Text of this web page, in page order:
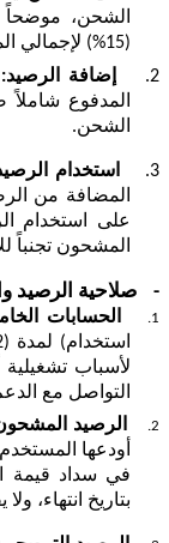
الشحن، موضحاً
(15%) لإجمالي المبلغ المدفوع.
2.
إضافة الرصيد:
المدفوع شاملاً
الشحن.
3. استخدام
المضافة من
على استخدام
المشحون تجنباً
- صلاحية الرصيد
1. الحسابات
لأسباب
التواصل مع
2. الرصيد
أودعها
في سداد قيمة
بتاريخ انتهاء،